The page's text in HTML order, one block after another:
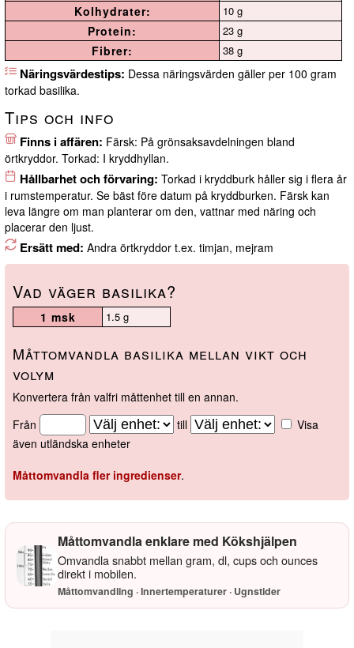
Kolhydrater: 10 g
Protein: 23 g
Fibrer: 38 g
Näringsvärdestips: Dessa näringsvärden gäller per 100 gram
torkad basilika.
Tips och info
Finns i affären: Färsk: På grönsaksavdelningen bland
örtkryddor. Torkad: I kryddhyllan.
Hållbarhet och förvaring: Torkad i kryddburk håller sig i flera år
i rumstemperatur. Se bäst före datum på kryddburken. Färsk kan
leva längre om man planterar om den, vattnar med näring och
placerar den ljust.
Ersätt med: Andra örtkryddor t.ex. timjan, mejram
Vad väger basilika?
1 msk 1.5 g
Måttomvandla basilika mellan vikt och
volym
Konvertera från valfri måttenhet till en annan.
Från
till
Visa
även utländska enheter
Måttomvandla fler ingredienser.
Måttomvandla enklare med Kökshjälpen
Omvandla snabbt mellan gram, dl, cups och ounces
direkt i mobilen.
Måttomvandling · Innertemperaturer · Ugnstider